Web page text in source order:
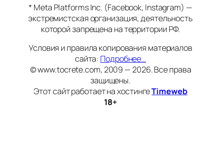
* Meta Platforms Inc. (Facebook, Instagram) —
экстремистская организация, деятельность
которой запрещена на территории РФ.
Условия и правила копирования материалов
сайта: Подробнее…
© www.tocrete.com, 2009 — 2026. Все права
защищены.
Этот сайт работает на хостингеTimeweb
18+